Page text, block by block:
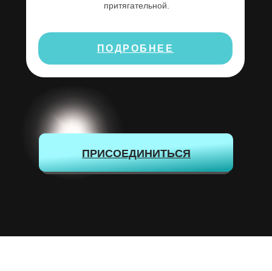
притягательной.
ПОДРОБНЕЕ
ПРИСОЕДИНИТЬСЯ